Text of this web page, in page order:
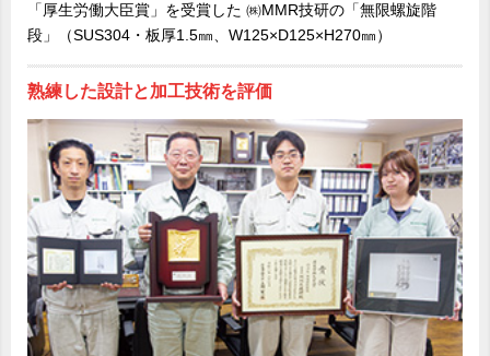
「厚生労働大臣賞」を受賞した ㈱MMR技研の「無限螺旋階
段」（SUS304・板厚1.5㎜、W125×D125×H270㎜）
熟練した設計と加工技術を評価